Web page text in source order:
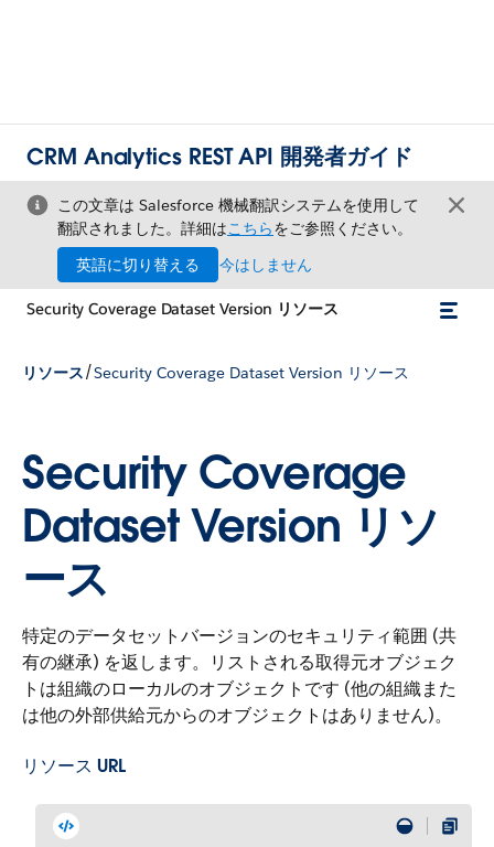
CRM Analytics REST API 開発者ガイド
この文章は Salesforce 機械翻訳システムを使用して
翻訳されました。詳細はこちらをご参照ください。
英語に切り替える
今はしません
Security Coverage Dataset Version リソース
リソース/Security Coverage Dataset Version リソース
Security Coverage
Dataset Version リソ
ース
特定のデータセットバージョンのセキュリティ範囲 (共
有の継承) を返します。リストされる取得元オブジェク
トは組織のローカルのオブジェクトです (他の組織また
は他の外部供給元からのオブジェクトはありません)。
リソース URL